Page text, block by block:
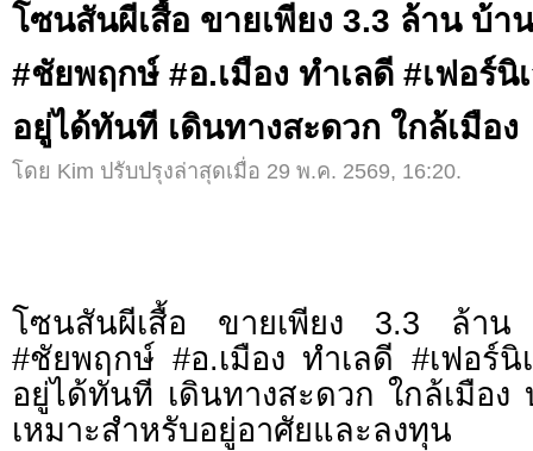
โซนสันผีเสื้อ ขายเพียง 3.3 ล้าน บ้า
#ชัยพฤกษ์ #อ.เมือง ทำเลดี #เฟอร์นิ
อยู่ได้ทันที เดินทางสะดวก ใกล้เมือง
โดย Kim ปรับปรุงล่าสุดเมื่อ 29 พ.ค. 2569, 16:20.
โซนสันผีเสื้อ ขายเพียง 3.3 ล้า
#ชัยพฤกษ์ #อ.เมือง ทำเลดี #เฟอร์นิ
อยู่ได้ทันที เดินทางสะดวก ใกล้เมือง
เหมาะสำหรับอยู่อาศัยและลงทุน